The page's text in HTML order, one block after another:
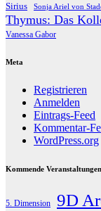
Sirius Sonja Ariel von
Thymus: Das
Vanessa Gabor
Meta
Registrieren
Anmelden
Eintrags-Feed
Kommentar-
WordPress.org
Kommende Veranstaltungen
5. Dimension 9D